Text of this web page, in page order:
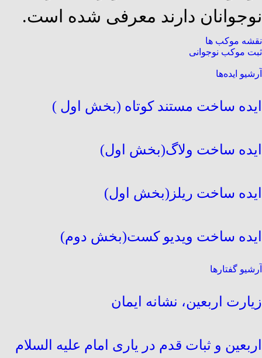
نوجوانان دارند معرفی شده است.
نقشه موکب ها
ثبت موکب نوجوانی
آرشیو ایده‌ها
ایده ساخت مستند کوتاه (بخش اول )
ایده ساخت ولاگ(بخش اول)
ایده ساخت ریلز(بخش اول)
ایده ساخت ویدیو کست(بخش دوم)
آرشیو گفتارها
زیارت اربعین، نشانه ایمان
اربعین و ثبات قدم در یاری امام علیه السلام